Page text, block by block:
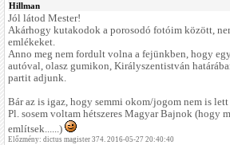
Hillman
Jól látod Mester!
Akárhogy kutakodok a porosodó fotóim között,
emlékeket.
Anno meg nem fordult volna a fejünkben, hogy
autóval, olasz gumikon, Királyszentistván
partit adjunk.
Bár az is igaz, hogy semmi okom/jogom nem is
Pl. sosem voltam hétszeres Magyar Bajnok (hogy
említsek......)
Előzmény: dictus magister 374. 2016-05-27 20:40:40